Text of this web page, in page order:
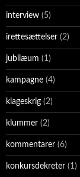
interview (5)
irettesættelser (2)
jubilæum (1)
kampagne (4)
klageskrig (2)
klummer (2)
kommentarer (6)
konkursdekreter (1)